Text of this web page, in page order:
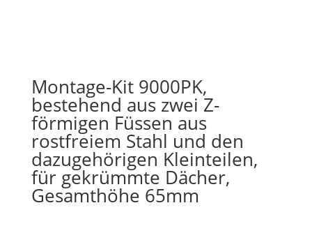
Montage-Kit 9000PK,
bestehend aus zwei Z-
förmigen Füssen aus
rostfreiem Stahl und den
dazugehörigen Kleinteilen,
für gekrümmte Dächer,
Gesamthöhe 65mm